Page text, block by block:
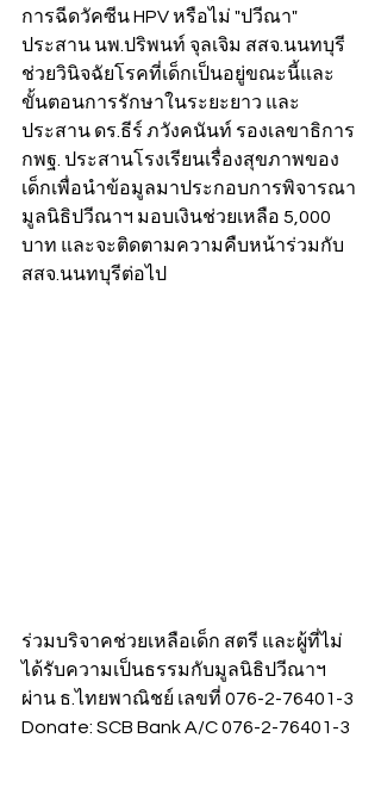
การฉีดวัคซีน HPV หรือไม่ "ปวีณา"
ประสาน นพ.ปริพนท์ จุลเจิม สสจ.นนทบุรี
ช่วยวินิจฉัยโรคที่เด็กเป็นอยู่ขณะนี้และ
ขั้นตอนการรักษาในระยะยาว และ
ประสาน ดร.ธีร์ ภวังคนันท์ รองเลขาธิการ
กพฐ. ประสานโรงเรียนเรื่องสุขภาพของ
เด็กเพื่อนำข้อมูลมาประกอบการพิจารณา
มูลนิธิปวีณาฯ มอบเงินช่วยเหลือ 5,000
บาท และจะติดตามความคืบหน้าร่วมกับ
สสจ.นนทบุรีต่อไป
ร่วมบริจาคช่วยเหลือเด็ก สตรี และผู้ที่ไม่
ได้รับความเป็นธรรมกับมูลนิธิปวีณาฯ
ผ่าน ธ.ไทยพาณิชย์ เลขที่ 076-2-76401-3
Donate: SCB Bank A/C 076-2-76401-3